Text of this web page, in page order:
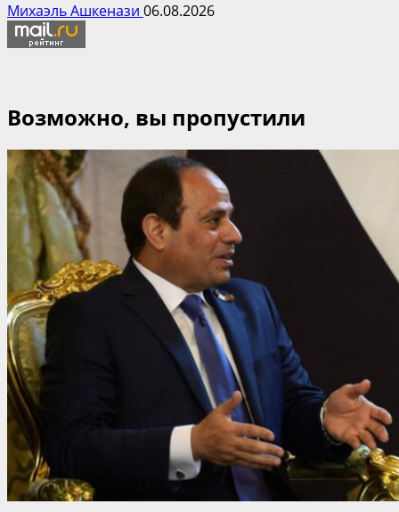
Михаэль Ашкенази 06.08.2026
Возможно, вы пропустили